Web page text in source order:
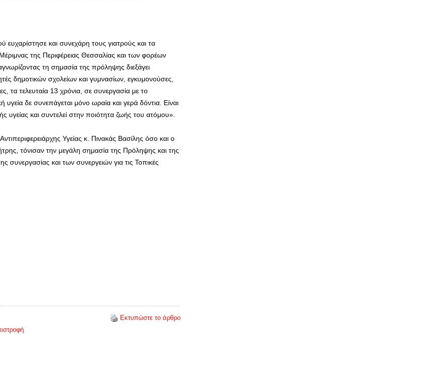
και συνεχάρη τους γιατρούς και τα
της Περιφέρειας Θεσσαλίας και των φορέων
τη σημασία της πρόληψης διεξάγει
δημοτικών σχολείων και γυμνασίων, εγκυμονούσες,
τα τελευταία 13 χρόνια, σε συνεργασία με το
υγεία δε συνεπάγεται μόνο ωραία και γερά δόντια. Είναι
και συντελεί στην ποιότητα ζωής του ατόμου».
Υγείας κ. Πινακάς Βασίλης όσο και ο
τόνισαν την μεγάλη σημασία της Πρόληψης και της
συνεργασίας και των συνεργειών για τις Τοπικές
Εκτυπώστε το άρθρο